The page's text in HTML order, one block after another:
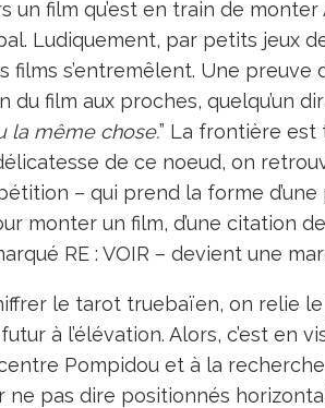
un film qu’est en train de monter
Ludiquement, par petits jeux
films s’entremêlent. Une
film aux proches, quelqu’un
la même chose.” La frontière
délicatesse de ce noeud, on
– qui prend la forme
monter un film, d’une citation
RE : VOIR – devient une
le tarot truebaïen, on relie
à l’élévation. Alors, c’est en
Pompidou et à la
ne pas dire positionnés